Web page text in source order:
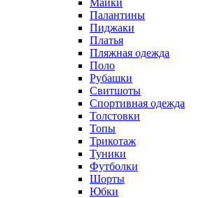
Майки
Палантины
Пиджаки
Платья
Пляжная одежда
Поло
Рубашки
Свитшоты
Спортивная одежда
Толстовки
Топы
Трикотаж
Туники
Футболки
Шорты
Юбки